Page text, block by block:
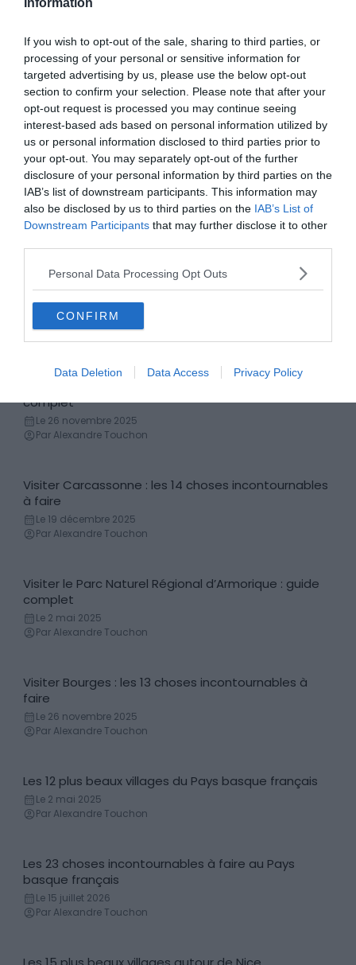
Information
If you wish to opt-out of the sale, sharing to third parties, or
processing of your personal or sensitive information for
targeted advertising by us, please use the below opt-out
section to confirm your selection. Please note that after your
opt-out request is processed you may continue seeing
interest-based ads based on personal information utilized by
us or personal information disclosed to third parties prior to
your opt-out. You may separately opt-out of the further
disclosure of your personal information by third parties on the
IAB’s list of downstream participants. This information may
also be disclosed by us to third parties on the IAB’s List of
Downstream Participants that may further disclose it to other
Personal Data Processing Opt Outs
CONFIRM
Data Deletion Data Access Privacy Policy
Locations
?
Le 13 avril 2026
Par Alexandre Touchon
Découvertes
Les 18 pays à découvrir sans quitter la France
Le 7 novembre 2025
Par Alexandre Touchon
Lac
Les 8 plus beaux lacs du Jura
Le 26 avril 2025
Incontournables
Les 20 choses incontournables à faire dans le
Finistère
Le 15 juillet 2026
complet
Le 26 novembre 2025
Par Alexandre Touchon
Incontournables
Visiter Carcassonne : les 14 choses incontournables
à faire
Le 19 décembre 2025
Par Alexandre Touchon
Parc (naturel, régional, national)
Visiter le Parc Naturel Régional d’Armorique : guide
complet
Le 2 mai 2025
Par Alexandre Touchon
Incontournables
Visiter Bourges : les 13 choses incontournables à
faire
Le 26 novembre 2025
Par Alexandre Touchon
Villes & Villages
Les 12 plus beaux villages du Pays basque français
Le 2 mai 2025
Par Alexandre Touchon
Incontournables
Les 23 choses incontournables à faire au Pays
basque français
Le 15 juillet 2026
Par Alexandre Touchon